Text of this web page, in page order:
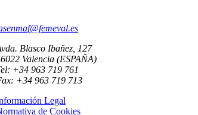
Blasco Ibañez, 127
Valencia (ESPAÑA)
+34 963 719 761
+34 963 719 713
Legal
de Cookies